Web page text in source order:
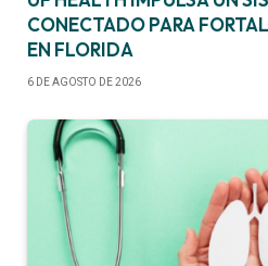
CONECTADO PARA
EN FLORIDA
6 DE AGOSTO DE 2026